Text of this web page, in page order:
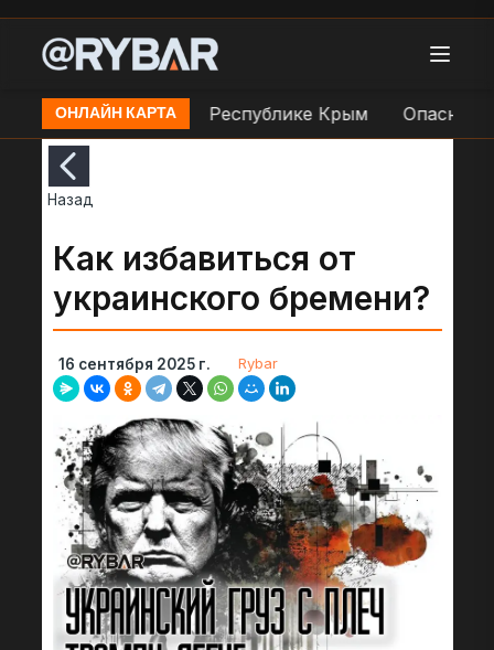
ОНЛАЙН КАРТА
опасность в Республике Крым Опасность
Назад
Как избавиться от
украинского бремени?
16 сентября 2025 г. Rybar